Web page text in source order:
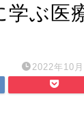
ぶ医
2022年10